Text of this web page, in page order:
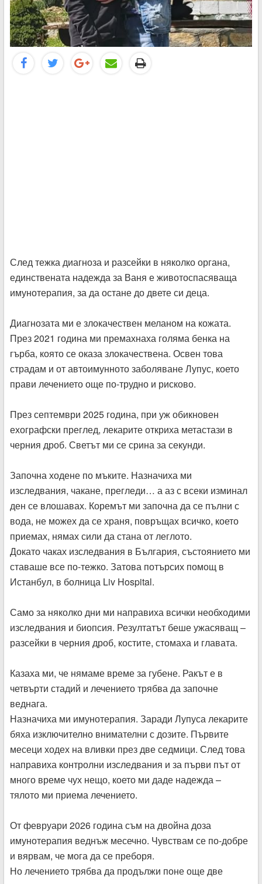
След тежка диагноза и разсейки в няколко органа,
единствената надежда за Ваня е животоспасяваща
имунотерапия, за да остане до двете си деца.
Диагнозата ми е злокачествен меланом на кожата.
През 2021 година ми премахнаха голяма бенка на
гърба, която се оказа злокачествена. Освен това
страдам и от автоимунното заболяване Лупус, което
прави лечението още по-трудно и рисково.
През септември 2025 година, при уж обикновен
ехографски преглед, лекарите откриха метастази в
черния дроб. Светът ми се срина за секунди.
Започна ходене по мъките. Назначиха ми
изследвания, чакане, прегледи… а аз с всеки изминал
ден се влошавах. Коремът ми започна да се пълни с
вода, не можех да се храня, повръщах всичко, което
приемах, нямах сили да стана от леглото.
Докато чаках изследвания в България, състоянието ми
ставаше все по-тежко. Затова потърсих помощ в
Истанбул, в болница Liv Hospital.
Само за няколко дни ми направиха всички необходими
изследвания и биопсия. Резултатът беше ужасяващ –
разсейки в черния дроб, костите, стомаха и главата.
Казаха ми, че нямаме време за губене. Ракът е в
четвърти стадий и лечението трябва да започне
веднага.
Назначиха ми имунотерапия. Заради Лупуса лекарите
бяха изключително внимателни с дозите. Първите
месеци ходех на вливки през две седмици. След това
направиха контролни изследвания и за първи път от
много време чух нещо, което ми даде надежда –
тялото ми приема лечението.
От февруари 2026 година съм на двойна доза
имунотерапия веднъж месечно. Чувствам се по-добре
и вярвам, че мога да се преборя.
Но лечението трябва да продължи поне още две